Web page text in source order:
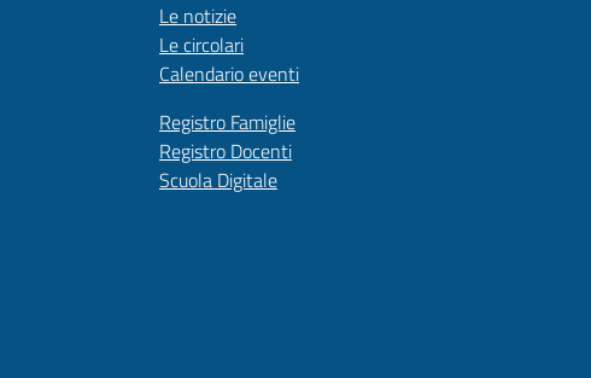
Le notizie
Le circolari
Calendario eventi
Registro Famiglie
Registro Docenti
Scuola Digitale